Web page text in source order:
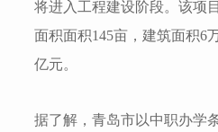
将进入工程建设阶段。该项
面积面积145亩，建筑面积6
亿元。
据了解，青岛市以中职办学